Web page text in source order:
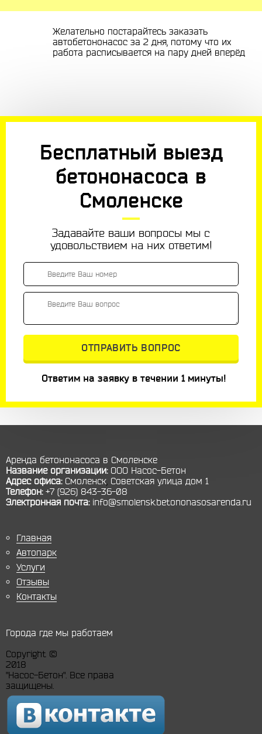
Желательно постарайтесь заказать
автобетононасос за 2 дня, потому что их
работа расписывается на пару дней вперёд
Бесплатный выезд
бетононасоса в
Смоленске
Задавайте ваши вопросы мы с
удовольствием на них ответим!
Ответим на заявку в течении 1 минуты!
Аренда бетононасоса в Смоленске
Название организации: ООО Насос-Бетон
Адрес офиса: Смоленск Советская улица дом 1
Телефон: +7 (926) 843-36-08
Электронная почта: info@smolensk.betononasosarenda.ru
Главная
Автопарк
Услуги
Отзывы
Контакты
Города где мы работаем
Copyright ©
2018
"Насос-Бетон". Все права
защищены.